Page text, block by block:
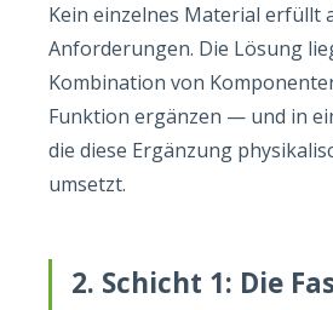
Kein einzelnes Material erfüllt
Anforderungen. Die Lösung
Kombination von
Funktion ergänzen — und in
die diese Ergänzung
umsetzt.
2. Schicht 1: Die